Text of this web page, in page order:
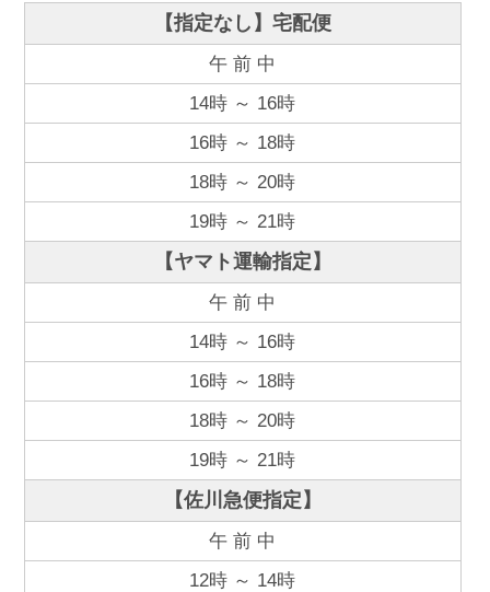
【指定なし】宅配便
午 前 中
14時 ～ 16時
16時 ～ 18時
18時 ～ 20時
19時 ～ 21時
【ヤマト運輸指定】
午 前 中
14時 ～ 16時
16時 ～ 18時
18時 ～ 20時
19時 ～ 21時
【佐川急便指定】
午 前 中
12時 ～ 14時